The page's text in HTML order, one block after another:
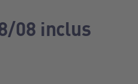
08 inclus